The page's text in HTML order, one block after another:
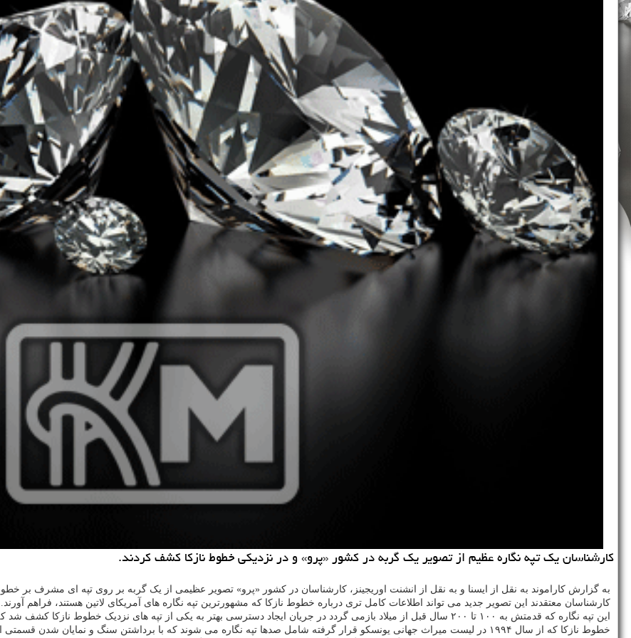
كارشناسان یك تپه نگاره عظیم از تصویر یك گربه در كشور «پرو» و در نزدیكی خطوط نازكا كشف كردند.
به گزارش کاراموند به نقل از ایسنا و به نقل از انشنت اوریجینز، کارشناسان در کشور «پرو» تصویر عظیمی از یک گربه بر روی تپه ای مشرف بر
کارشناسان معتقدند این تصویر جدید می تواند اطلاعات کامل تری درباره خطوط نازکا که مشهورترین تپه نگاره های آمریکای لاتین هستند، فراهم آورند.
این تپه نگاره که قدمتش به ۱۰۰ تا ۲۰۰ سال قبل از میلاد بازمی‎ گردد در جریان ایجاد دسترسی بهتر به یکی از تپه های نزدیک خطوط نازکا کشف شد که برای تماشای این آثار نمای بهتری فراهم می آورد.
خطوط نازکا که از سال ۱۹۹۴ در لیست میراث جهانی یونسکو قرار گرفته شامل صدها تپه نگاره می شوند که با برداشتن سنگ و نمایان شدن قسمتی از زمین که با سایر قسمت ها تضاد رنگی ایجاد می کنند به وجود آمده اند.